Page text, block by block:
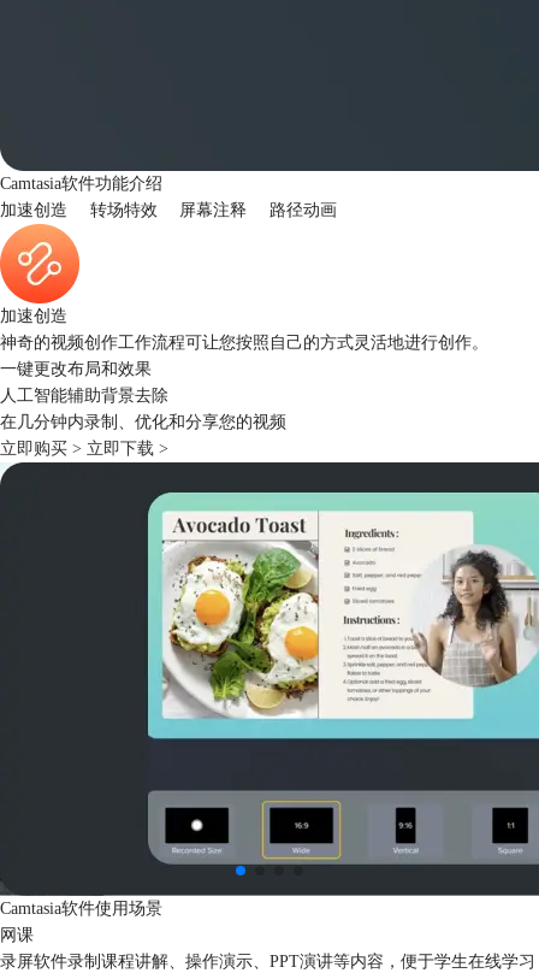
Camtasia软件功能介绍
加速创造
转场特效 屏幕注释 路径动画
加速创造
神奇的视频创作工作流程可让您按照自己的方式灵活地进行创作。
一键更改布局和效果
人工智能辅助背景去除
在几分钟内录制、优化和分享您的视频
立即购买 > 立即下载 >
Camtasia软件使用场景
网课
录屏软件录制课程讲解、操作演示、PPT演讲等内容，便于学生在线学习